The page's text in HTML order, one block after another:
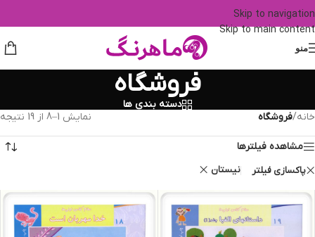
Skip to navigation
Skip to main content
منو
فروشگاه
دسته بندی ها
خانه/فروشگاه نمایش 1–8 از 19 نتیجه
مشاهده فیلترها
پاکسازی فیلتر نیستان